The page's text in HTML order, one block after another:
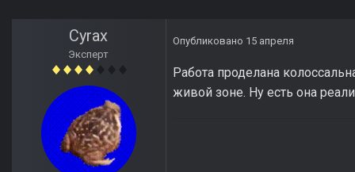
Cyrax
Эксперт
Опубликовано 15 апреля
Работа проделана
живой зоне. Ну есть она